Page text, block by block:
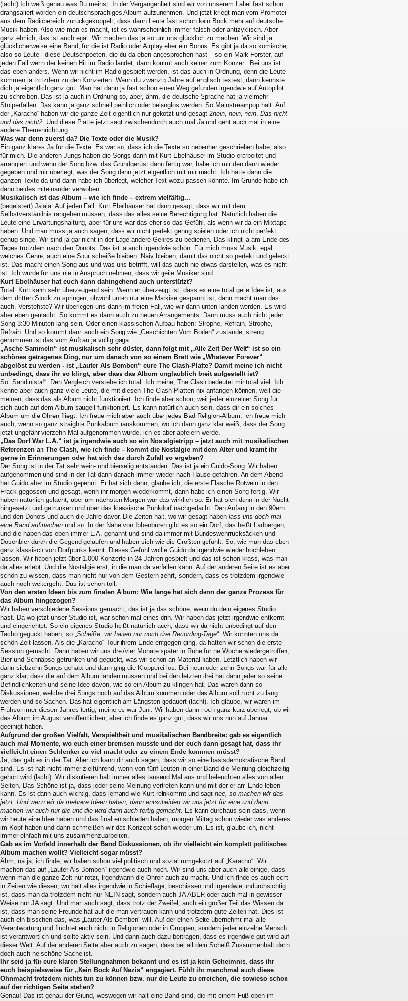
(lacht) Ich weiß genau was Du meinst. In der Vergangenheit sind wir von unserem Label fast schon
drangsaliert worden ein deutschsprachiges Album aufzunehmen. Und jetzt kriegt man vom Promoter
aus dem Radiobereich zurückgekoppelt, dass dann Leute fast schon kein Bock mehr auf deutsche
Musik haben. Also wie man es macht, ist es wahrscheinlich immer falsch oder antizyklisch. Aber
ganz ehrlich, das ist auch egal. Wir machen das ja so um uns glücklich zu machen. Wir sind ja
glücklicherweise eine Band, für die ist Radio oder Airplay eher ein Bonus. Es gibt ja da so komische,
also so Leute - diese Deutschpoeten, die du da eben angesprochen hast – so ein Mark Forster, auf
jeden Fall wenn der keinen Hit im Radio landet, dann kommt auch keiner zum Konzert. Bei uns ist
das eben anders. Wenn wir nicht im Radio gespielt werden, ist das auch in Ordnung, denn die Leute
kommen ja trotzdem zu den Konzerten. Wenn du zwanzig Jahre auf englisch textest, dann kennste
dich ja eigentlich ganz gut. Man hat dann ja fast schon einen Weg gefunden irgendwie auf Autopilot
zu schreiben. Das ist ja auch in Ordnung so, aber, ähm, die deutsche Sprache hat ja vielmehr
Stolperfallen. Das kann ja ganz schnell peinlich oder belanglos werden. So Mainstreampop halt. Auf
der „Karacho“ haben wir die ganze Zeit eigentlich nur gekotzt und gesagt 2nein, nein, nein.Das nicht
und das nicht2. Und diese Platte jetzt sagt zwischendurch auch malJa und geht auch mal in eine
andere Themenrichtung.
Was war denn zuerst da? Die Texte oder die Musik?
Ein ganz klares Ja für die Texte. Es war so, dass ich die Texte so nebenher geschrieben habe, also
für mich. Die anderen Jungs haben die Songs dann mit Kurt Ebelhäuser im Studio erarbeitet und
arrangiert und wenn der Song bzw. das Grundgerüst dann fertig war, habe ich mir den dann wieder
gegeben und mir überlegt, was der Song denn jetzt eigentlich mit mir macht. Ich hatte dann die
ganzen Texte da und dann habe ich überlegt, welcher Text wozu passen könnte. Im Grunde habe ich
dann beides miteinander verwoben.
Musikalisch ist das Album – wie ich finde – extrem vielfältig...
(begeistert) Jajaja. Auf jeden Fall. Kurt Ebelhäuser hat dann gesagt, dass wir mit dem
Selbstverständnis rangehen müssen, dass das alles seine Berechtigung hat. Natürlich haben die
Leute eine Erwartungshaltung, aber für uns war das eher so das Gefühl, als wenn wir da ein Mixtape
haben. Und man muss ja auch sagen, dass wir nicht perfekt genug spielen oder ich nicht perfekt
genug singe. Wir sind ja gar nicht in der Lage andere Genres zu bedienen. Das klingt ja am Ende des
Tages trotzdem nach den Donots. Das ist ja auch irgendwie schön. Für mich muss Musik, egal
welches Genre, auch eine Spur scheiße bleiben. Naiv bleiben, damit das nicht so perfekt und geleckt
ist. Das macht einen Song aus und was uns betrifft, will das auch nie etwas darstellen, was es nicht
ist. Ich würde für uns nie in Anspruch nehmen, dass wir geile Musiker sind.
Kurt Ebelhäuser hat euch dann dahingehend auch unterstützt?
Total. Kurt kann sehr überzeugend sein. Wenn er überzeugt ist, dass es eine total geile Idee ist, aus
dem dritten Stock zu springen, obwohl unten nur eine Markise gespannt ist, dann macht man das
auch. Verstehste? Wir überlegen uns dann im freien Fall, wie wir dann unten landen werden. Es wird
aber eben gemacht. So kommt es dann auch zu neuen Arrangements. Dann muss auch nicht jeder
Song 3:30 Minuten lang sein. Oder einen klassischen Aufbau haben: Strophe, Refrain, Strophe,
Refrain. Und so kommt dann auch ein Song wie „Geschichten Vom Boden“ zustande, streng
genommen ist das vom Aufbau ja völlig gaga.
„Asche Sammeln“ ist musikalisch sehr düster, dann folgt mit „Alle Zeit Der Welt“ ist so ein
schönes getragenes Ding, nur um danach von so einem Brett wie „Whatever Forever“
abgelöst zu werden - ist „Lauter Als Bomben“ eure The Clash-Platte? Damit meine ich nicht
unbedingt, dass ihr so klingt, aber dass das Album unglaublich breit aufgestellt ist?
So „Sandinista!“. Den Vergleich verstehe ich total. Ich meine, The Clash bedeutet mir total viel. Ich
kenne aber auch ganz viele Leute, die mit diesen The Clash-Platten nix anfangen können, weil die
meinen, dass das als Album nicht funktioniert. Ich finde aber schon, weil jeder einzelner Song für
sich auch auf dem Album saugeil funktioniert. Es kann natürlich auch sein, dass dir ein solches
Album um die Ohren fliegt. Ich freue mich aber auch über jedes Bad Religion-Album. Ich freue mich
auch, wenn so ganz straighte Punkalbum rauskommen, wo ich dann ganz klar weiß, dass der Song
jetzt ungefähr vierzehn Mal aufgenommen wurde, ich es aber abfeiern werde.
„Das Dorf War L.A.“ ist ja irgendwie auch so ein Nostalgietripp – jetzt auch mit musikalischen
Referenzen an The Clash, wie ich finde – kommt die Nostalgie mit dem Alter und kramt ihr
gerne in Erinnerungen oder hat sich das durch Zufall so ergeben?
Der Song ist in der Tat sehr wein- und bierselig entstanden. Das ist ja ein Guido-Song. Wir haben
aufgenommen und sind in der Tat dann danach immer wieder nach Hause gefahren. An dem Abend
hat Guido aber im Studio gepennt. Er hat sich dann, glaube ich, die erste Flasche Rotwein in den
Frack gegossen und gesagt, wenn ihr morgen wiederkommt, dann habe ich einen Song fertig. Wir
haben natürlich gelacht, aber am nächsten Morgen war das wirklich so. Er hat sich dann in der Nacht
hingesetzt und getrunken und über das klassische Punkdorf nachgedacht. Den Anfang in den 90ern
und den Donots und auch die Jahre davor. Die Zeiten halt, wo wir gesagt habenlass uns doch mal
eine Band aufmachen und so. In der Nähe von Ibbenbüren gibt es so ein Dorf, das heißt Ladbergen,
und die haben das eben immer L.A. genannt und sind da immer mit Bundeswehrrucksäcken und
Dosenbier durch die Gegend gelaufen und haben sich wie die Größten gefühlt. So, wie man das eben
ganz klassisch von Dorfpunks kennt. Dieses Gefühl wollte Guido da irgendwie wieder hochleben
lassen. Wir haben jetzt über 1.000 Konzerte in 24 Jahren gespielt und das ist schon krass, was man
da alles erlebt. Und die Nostalgie erst, in die man da verfallen kann. Auf der anderen Seite ist es aber
schön zu wissen, dass man nicht nur von dem Gestern zehrt, sondern, dass es trotzdem irgendwie
auch noch weitergeht. Das ist schon toll.
Von den ersten Ideen bis zum finalen Album: Wie lange hat sich denn der ganze Prozess für
das Album hingezogen?
Wir haben verschiedene Sessions gemacht, das ist ja das schöne, wenn du dein eigenes Studio
hast. Da wo jetzt unser Studio ist, war schon mal eines drin. Wir haben das jetzt irgendwie entkernt
und eingerichtet. So ein eigenes Studio heißt natürlich auch, dass wir da nicht unbedingt auf den
Tacho geguckt haben, so „Scheiße, wir haben nur noch drei Recording-Tage“. Wir konnten uns da
schön Zeit lassen. Als die „Karacho“-Tour ihrem Ende entgegen ging, da hatten wir schon die erste
Session gemacht. Dann haben wir uns drei/vier Monate später in Ruhe für ne Woche wiedergetroffen,
Bier und Schnäpse getrunken und geguckt, was wir schon an Material haben. Letztlich haben wir
dann siebzehn Songs gehabt und dann ging die Klopperei los. Bei neun oder zehn Songs war für alle
ganz klar, dass die auf dem Album landen müssen und bei den letzten drei hat dann jeder so seine
Befindlichkeiten und seine Idee davon, wie so ein Album zu klingen hat. Das waren dann so
Diskussionen, welche drei Songs noch auf das Album kommen oder das Album soll nicht zu lang
werden und so Sachen. Das hat eigentlich am Längsten gedauert (lacht). Ich glaube, wir waren im
Frühsommer diesen Jahres fertig, meine es war Juni. Wir haben dann noch ganz kurz überlegt, ob wir
das Album im August veröffentlichen, aber ich finde es ganz gut, dass wir uns nun auf Januar
geeinigt haben.
Aufgrund der großen Vielfalt, Verspieltheit und musikalischen Bandbreite: gab es eigentlich
auch mal Momente, wo euch einer bremsen musste und der euch dann gesagt hat, dass ihr
vielleicht einen Schlenker zu viel macht oder zu einem Ende kommen müsst?
Ja, das gab es in der Tat. Aber ich kann dir auch sagen, dass wir so eine basisdemokratische Band
sind. Es ist halt nicht immer zielführend, wenn von fünf Leuten in einer Band die Meinung gleichzeitig
gehört wird (lacht). Wir diskutieren halt immer alles tausend Mal aus und beleuchten alles von allen
Seiten. Das Schöne ist ja, dass jeder seine Meinung vertreten kann und mit der er am Ende leben
kann. Es ist dann auch wichtig, dass jemand wie Kurt reinkommt und sagtnee, so machen wir das
jetzt. Und wenn wir da mehrere Ideen haben, dann entscheiden wir uns jetzt für eine und dann
machen wir auch nur die und die wird dann auch fertig gemacht. Es kann durchaus sein dass, wenn
wir heute eine Idee haben und das final entschieden haben, morgen Mittag schon wieder was anderes
im Kopf haben und dann schmeißen wir das Konzept schon wieder um. Es ist, glaube ich, nicht
immer einfach mit uns zusammenzuarbeiten.
Gab es im Vorfeld innerhalb der Band Diskussionen, ob ihr vielleicht ein komplett politisches
Album machen wollt? Vielleicht sogar müsst?
Ähm, na ja, ich finde, wir haben schon viel politisch und sozial rumgekotzt auf „Karacho“. Wir
machen das auf „Lauter Als Bomben“ irgendwie auch noch. Wir sind uns aber auch alle einige, dass
wenn man die ganze Zeit nur rotzt, irgendwann die Ohren auch zu macht. Und ich finde es auch echt
in Zeiten wie diesen, wo halt alles irgendwie in Schieflage, beschissen und irgendwie undurchsichtig
ist, dass man da trotzdem nicht nur NEIN sagt, sondern auch JA ABER oder auch mal in gewisser
Weise nur JA sagt. Und man auch sagt, dass trotz der Zweifel, auch ein großer Teil das Wissen da
ist, dass man seine Freunde hat auf die man vertrauen kann und trotzdem gute Zeiten hat. Dies ist
auch ein bisschen das, was „Lauter Als Bomben“ will. Auf der einen Seite übernehmt mal alle
Verantwortung und flüchtet euch nicht in Religionen oder in Gruppen, sondern jeder einzelne Mensch
ist verantwortlich und sollte aktiv sein. Und dann auch dazu beitragen, dass es irgendwie gut wird auf
dieser Welt. Auf der anderen Seite aber auch zu sagen, dass bei all dem Scheiß Zusammenhalt dann
doch auch ne schöne Sache ist.
Ihr seid ja für eure klaren Stellungnahmen bekannt und es ist ja kein Geheimnis, dass ihr
euch beispielsweise für „Kein Bock Auf Nazis“ engagiert. Fühlt ihr manchmal auch diese
Ohnmacht trotzdem nichts tun zu können bzw. nur die Leute zu erreichen, die sowieso schon
auf der richtigen Seite stehen?
Genau! Das ist genau der Grund, weswegen wir halt eine Band sind, die mit einem Fuß eben im